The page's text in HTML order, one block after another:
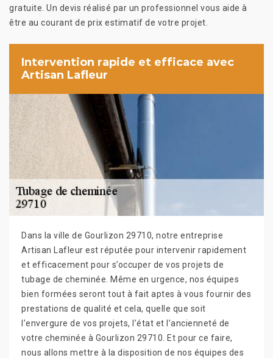
gratuite. Un devis réalisé par un professionnel vous aide à
être au courant de prix estimatif de votre projet.
Intervention rapide et efficace avec
Artisan Lafleur
Dans la ville de Gourlizon 29710, notre entreprise
Artisan Lafleur est réputée pour intervenir rapidement
et efficacement pour s’occuper de vos projets de
tubage de cheminée. Même en urgence, nos équipes
bien formées seront tout à fait aptes à vous fournir des
prestations de qualité et cela, quelle que soit
l’envergure de vos projets, l’état et l’ancienneté de
votre cheminée à Gourlizon 29710. Et pour ce faire,
nous allons mettre à la disposition de nos équipes des